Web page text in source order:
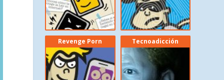
Revenge Porn Tecnoadicción